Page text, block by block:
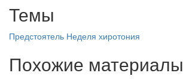
Темы
Предстоятель Неделя хиротония
Похожие материалы